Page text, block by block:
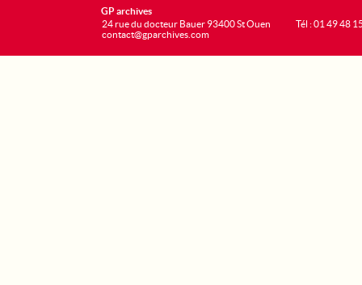
GP archives
24 rue du docteur Bauer 93400 St Ouen
contact@gparchives.com
Tél : 01 49 48